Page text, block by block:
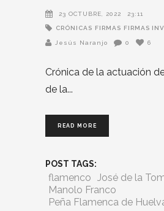
23 OCTUBRE, 2022 23:11
CRÓNICAS FIRMAS FIRMAS
Jesús Naranjo 0 6
Crónica de la actuación
de la
READ MORE
POST TAGS:
flamenco José de la
Manolo Franco
Peña Flamenca de